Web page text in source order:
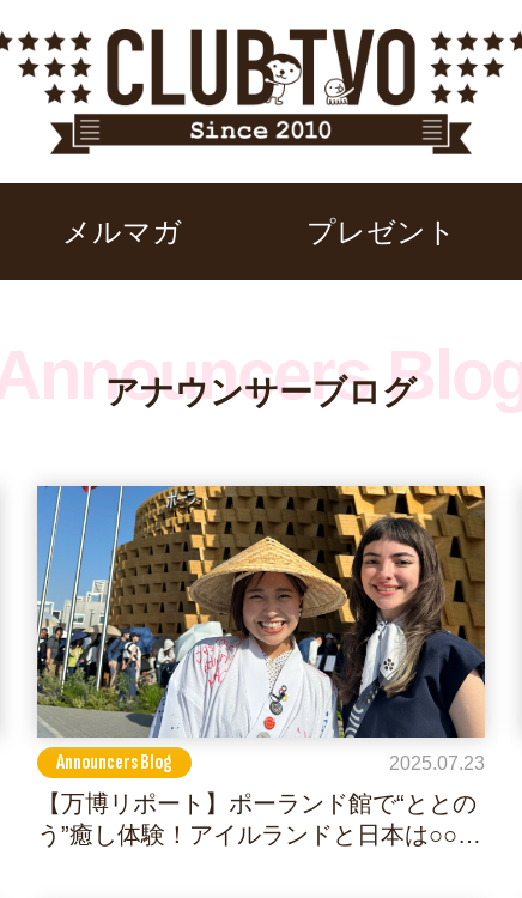
メルマガ プレゼント
アナウンサーブログ
Announcers Blog 2025.07.23
【万博リポート】ポーランド館で“ととの
う”癒し体験！アイルランドと日本は○○で